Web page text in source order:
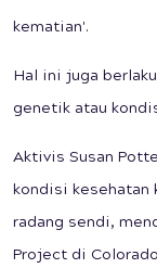
kematian'.
Hal ini juga
genetik atau
Aktivis Susan
kondisi kesehatan
radang sendi,
Project di